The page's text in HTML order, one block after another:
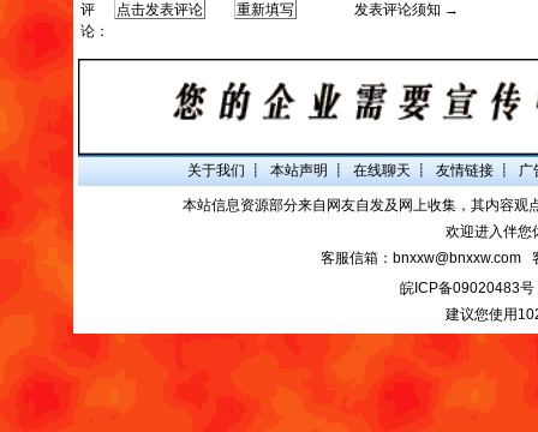
评
论：
发表评论须知 →
关于我们 ┋ 本站声明 ┋ 在线聊天 ┋ 友情链接 ┋ 广
本站信息资源部分来自网友自发及网上收集，其内容
欢迎进入伴您
客服信箱：bnxxw@bnxxw.com
皖ICP备09020483号
建议您使用